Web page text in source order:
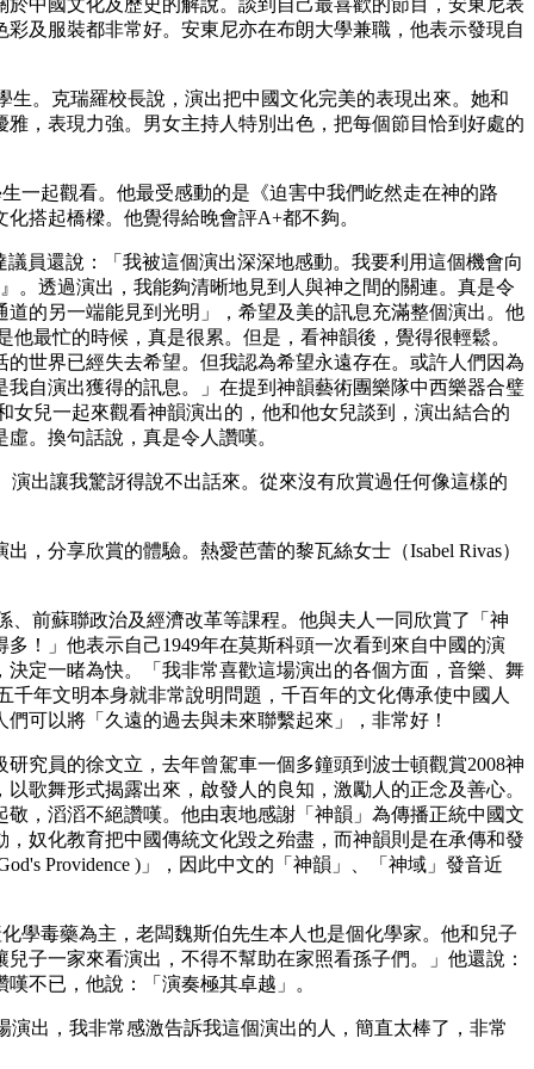
及服裝都非常好。安東尼亦在布朗大學兼職，他表示發現自
生。克瑞羅校長說，演出把中國文化完美的表現出來。她和
，表現力強。男女主持人特別出色，把每個節目恰到好處的
一起觀看。他最受感動的是《迫害中我們屹然走在神的路
搭起橋樑。他覺得給晚會評A+都不夠。
員還說：「我被這個演出深深地感動。我要利用這個機會向
透過演出，我能夠清晰地見到人與神之間的關連。真是令
的另一端能見到光明」，希望及美的訊息充滿整個演出。他
最忙的時候，真是很累。但是，看神韻後，覺得很輕鬆。
世界已經失去希望。但我認為希望永遠存在。或許人們因為
自演出獲得的訊息。」在提到神韻藝術團樂隊中西樂器合璧
兒一起來觀看神韻演出的，他和他女兒談到，演出結合的
。換句話說，真是令人讚嘆。
演出讓我驚訝得說不出話來。從來沒有欣賞過任何像這樣的
分享欣賞的體驗。熱愛芭蕾的黎瓦絲女士（Isabel Rivas）
、前蘇聯政治及經濟改革等課程。他與夫人一同欣賞了「神
！」他表示自己1949年在莫斯科頭一次看到來自中國的演
定一睹為快。「我非常喜歡這場演出的各個方面，音樂、舞
年文明本身就非常說明問題，千百年的文化傳承使中國人
可以將「久遠的過去與未來聯繫起來」，非常好！
究員的徐文立，去年曾駕車一個多鐘頭到波士頓觀賞2008神
歌舞形式揭露出來，啟發人的良知，激勵人的正念及善心。
，滔滔不絕讚嘆。他由衷地感謝「神韻」為傳播正統中國文
奴化教育把中國傳統文化毀之殆盡，而神韻則是在承傳和發
Providence )」，因此中文的「神韻」、「神域」發音近
學毒藥為主，老闆魏斯伯先生本人也是個化學家。他和兒子
子一家來看演出，不得不幫助在家照看孫子們。」他還說：
不已，他說：「演奏極其卓越」。
演出，我非常感激告訴我這個演出的人，簡直太棒了，非常